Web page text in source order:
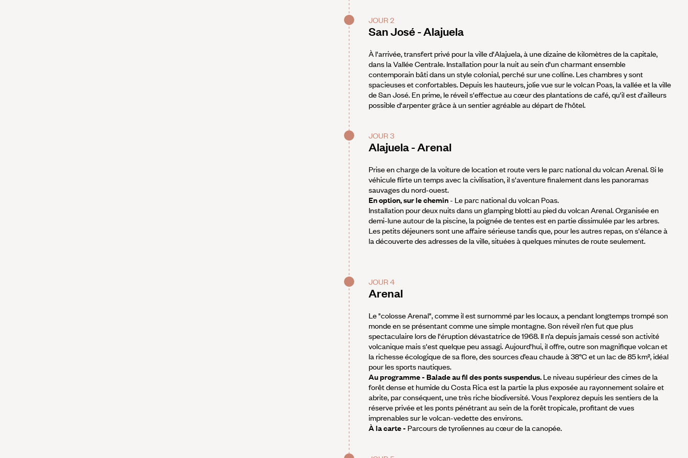
JOUR 2
San José - Alajuela
À l'arrivée, transfert privé pour la ville d'Alajuela, à une dizaine de kilomètres de la capitale,
dans la Vallée Centrale. Installation pour la nuit au sein d'un charmant ensemble
contemporain bâti dans un style colonial, perché sur une colline. Les chambres y sont
spacieuses et confortables. Depuis les hauteurs, jolie vue sur le volcan Poas, la vallée et la ville
de San José. En prime, le réveil s'effectue au cœur des plantations de café, qu'il est d'ailleurs
possible d'arpenter grâce à un sentier agréable au départ de l'hôtel.
JOUR 3
Alajuela - Arenal
Prise en charge de la voiture de location et route vers le parc national du volcan Arenal. Si le
véhicule flirte un temps avec la civilisation, il s'aventure finalement dans les panoramas
sauvages du nord-ouest.
En option, sur le chemin- Le parc national du volcan Poas.
Installation pour deux nuits dans un glamping blotti au pied du volcan Arenal. Organisée en
demi-lune autour de la piscine, la poignée de tentes est en partie dissimulée par les arbres.
Les petits déjeuners sont une affaire sérieuse tandis que, pour les autres repas, on s'élance à
la découverte des adresses de la ville, situées à quelques minutes de route seulement.
JOUR 4
Arenal
Le "colosse Arenal", comme il est surnommé par les locaux, a pendant longtemps trompé son
monde en se présentant comme une simple montagne. Son réveil n’en fut que plus
spectaculaire lors de l'éruption dévastatrice de 1968. Il n’a depuis jamais cessé son activité
volcanique mais s'est quelque peu assagi. Aujourd'hui, il offre, outre son magnifique volcan et
la richesse écologique de sa flore, des sources d’eau chaude à 38°C et un lac de 85 km², idéal
pour les sports nautiques.
Au programme - Balade au fil des ponts suspendus. Le niveau supérieur des cimes de la
forêt dense et humide du Costa Rica est la partie la plus exposée au rayonnement solaire et
abrite, par conséquent, une très riche biodiversité. Vous l'explorez depuis les sentiers de la
réserve privée et les ponts pénétrant au sein de la forêt tropicale, profitant de vues
imprenables sur le volcan-vedette des environs.
À la carte - Parcours de tyroliennes au cœur de la canopée.